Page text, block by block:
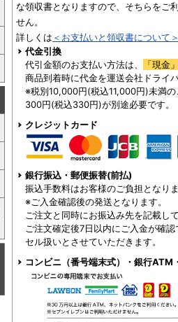
な領収書となりますので、そちらをご
せん。
詳しくは ＜お支払いと領収書について
代金引換
代引金額のお支払い方法は、
「現金
商品到着時に代金を運送会社ドライ
※税別10,000円(税込11,000円)未満
300円(税込330円)が別途必要です。
クレジットカード
銀行振込・郵便振替(前払)
振込手数料はお客様のご負担となり
※ご入金確認後の発送となります。
ご注文と同時にお振込み先を記載し
ご注文確定後7日以内にご入金が確
セル扱いとさせていただきます。
コンビニ（番号端末式）・銀行ATM